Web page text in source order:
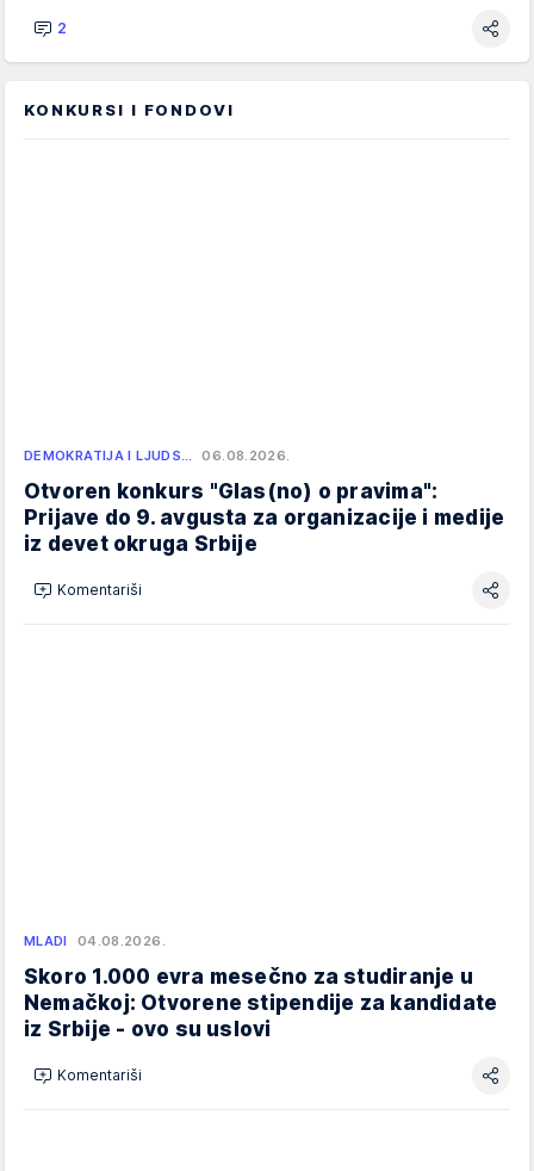
2
KONKURSI I FONDOVI
DEMOKRATIJA I LJUDS… 06.08.2026.
Otvoren konkurs "Glas(no) o pravima":
Prijave do 9. avgusta za organizacije i medije
iz devet okruga Srbije
Komentariši
MLADI 04.08.2026.
Skoro 1.000 evra mesečno za studiranje u
Nemačkoj: Otvorene stipendije za kandidate
iz Srbije - ovo su uslovi
Komentariši